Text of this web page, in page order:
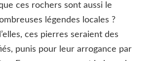
ces rochers sont aussi le
légendes locales ?
ces pierres seraient des
punis pour leur arrogance par